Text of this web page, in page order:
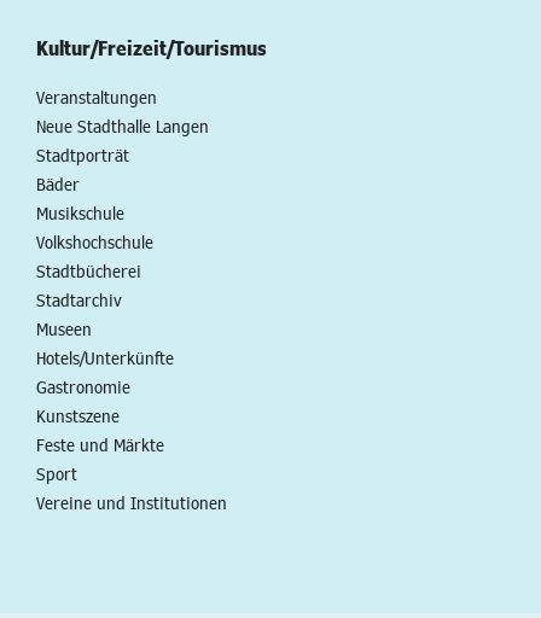
Kultur/Freizeit/Tourismus
Veranstaltungen
Neue Stadthalle Langen
Stadtporträt
Bäder
Musikschule
Volkshochschule
Stadtbücherei
Stadtarchiv
Museen
Hotels/Unterkünfte
Gastronomie
Kunstszene
Feste und Märkte
Sport
Vereine und Institutionen